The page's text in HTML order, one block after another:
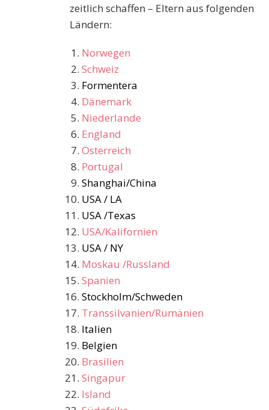
zeitlich schaffen – Eltern aus folgenden
Ländern:
Norwegen
Schweiz
Formentera
Dänemark
Niederlande
England
Österreich
Portugal
Shanghai/China
USA / LA
USA /Texas
USA/Kalifornien
USA / NY
Moskau /Russland
Spanien
Stockholm/Schweden
Transsilvanien/Rumänien
Italien
Belgien
Brasilien
Singapur
Island